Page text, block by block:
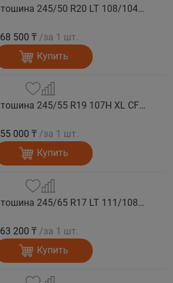
COMFORSER Автошина 245/50 R20 LT 108/104S CF1100 RWL лето
68 500 ₸ /за 1 шт.
Купить
COMFORSER Автошина 245/55 R19 107H XL CF1100 RWL лето
55 000 ₸ /за 1 шт.
Купить
COMFORSER Автошина 245/65 R17 LT 111/108S CF1100 8PR RWL лето
63 200 ₸ /за 1 шт.
Купить